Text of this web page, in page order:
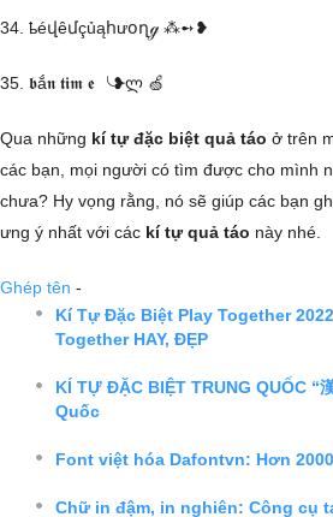
34. ҍéվêմçủąհưօղℊ ⁂➻❥
35. 𝖇ắ𝖓 𝖙𝖎𝖒 𝖊 ╰❥ლ 🍏
Qua những kí tự đặc biệt quả táo ở trên
các bạn, mọi người có tìm được cho mình
chưa? Hy vọng rằng, nó sẽ giúp các bạn
ưng ý nhất với các kí tự quả táo này nhé.
Ghép tên -
Kí Tự Đặc Biệt Play Together
Together HAY, ĐẸP
KÍ TỰ ĐẶC BIỆT TRUNG QUỐC
Quốc
Font việt hóa Dafontvn: Hơn
Chữ in đậm, in nghiên: Công cụ